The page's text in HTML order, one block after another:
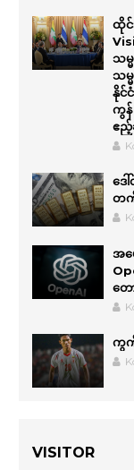
ထိုင်
သမ္
သမ္
နိုင်
ကွန်
ဧည့်
ဒေ
တက်
အမ
တေ
ကွ
VISITOR